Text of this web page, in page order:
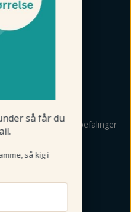
råd og anbefalinger
Tilmeld
herunder så får du
mail.
samme, så kig i